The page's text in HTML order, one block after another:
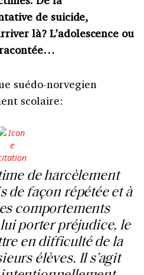
de suicide,
là? L’adolescence ou
racontée…
suédo-norvegien
scolaire:
de harcèlement
de façon répétée et à
comportements
porter préjudice, le
en difficulté de la
élèves. Il s’agit